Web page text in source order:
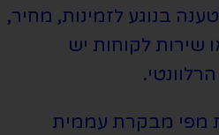
בנוגע לזמינות, מחיר,
שירות לקוחות יש
מפי מבקרת עממית